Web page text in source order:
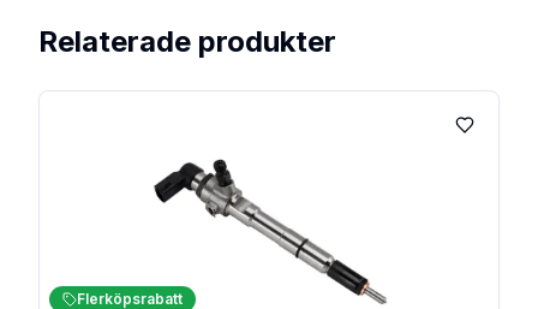
Relaterade produkter
Lägg till
Flerköpsrabatt